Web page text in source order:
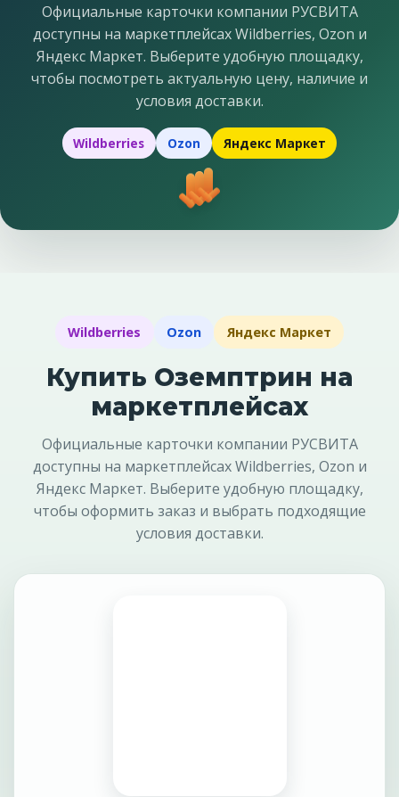
Официальные карточки компании РУСВИТА
доступны на маркетплейсах Wildberries, Ozon и
Яндекс Маркет. Выберите удобную площадку,
чтобы посмотреть актуальную цену, наличие и
условия доставки.
Wildberries Ozon Яндекс Маркет
Wildberries Ozon Яндекс Маркет
Купить Оземптрин на
маркетплейсах
Официальные карточки компании РУСВИТА
доступны на маркетплейсах Wildberries, Ozon и
Яндекс Маркет. Выберите удобную площадку,
чтобы оформить заказ и выбрать подходящие
условия доставки.